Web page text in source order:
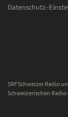
Datenschutz-
SRF Schweizer Radio
Schweizerischen